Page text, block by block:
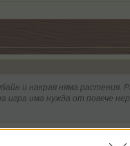
и накрая няма растения.
игра има нужда от повече
приключил РД, защото и